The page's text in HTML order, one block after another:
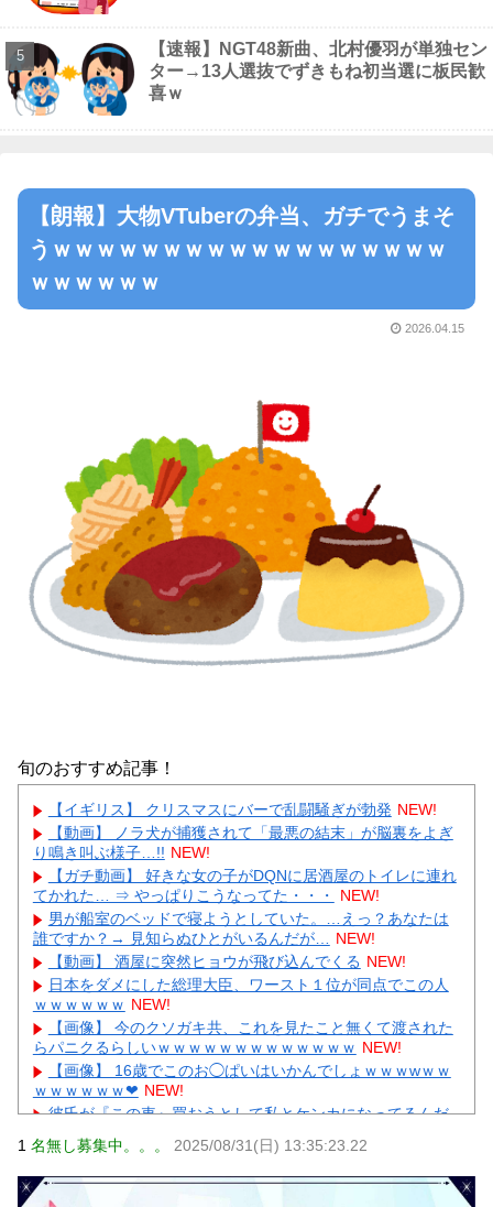
【速報】NGT48新曲、北村優羽が単独セン
ター→13人選抜でずきもね初当選に板民歓
喜ｗ
【朗報】大物VTuberの弁当、ガチでうまそ
うｗｗｗｗｗｗｗｗｗｗｗｗｗｗｗｗｗｗ
ｗｗｗｗｗｗ
2026.04.15
旬のおすすめ記事！
【イギリス】 クリスマスにバーで乱闘騒ぎが勃発 NEW!
【動画】 ノラ犬が捕獲されて「最悪の結末」が脳裏をよぎ
り鳴き叫ぶ様子…!! NEW!
【ガチ動画】 好きな女の子がDQNに居酒屋のトイレに連れ
てかれた… ⇒ やっぱりこうなってた・・・
NEW!
男が船室のベッドで寝ようとしていた。…えっ？あなたは
誰ですか？→ 見知らぬひとがいるんだが…
NEW!
【動画】 酒屋に突然ヒョウが飛び込んでくる NEW!
日本をダメにした総理大臣、ワースト１位が同点でこの人
ｗｗｗｗｗｗ NEW!
【画像】 今のクソガキ共、これを見たこと無くて渡された
らパニクるらしいｗｗｗｗｗｗｗｗｗｗｗｗｗ NEW!
【画像】 16歳でこのお◯ぱいはいかんでしょｗｗｗwｗｗ
ｗｗｗｗｗｗ❤ NEW!
彼氏が『この車』買おうとして私とケンカになってるんだ
【画像】 まま「なんかプール入ってたら学生にめっちゃ見
られたw」 NEW!
【物議】高木美帆、歯列矯正で”別人級”の変化→心ない声に
1 名無し募集中。。。 2025/08/31(日) 13:35:23.22